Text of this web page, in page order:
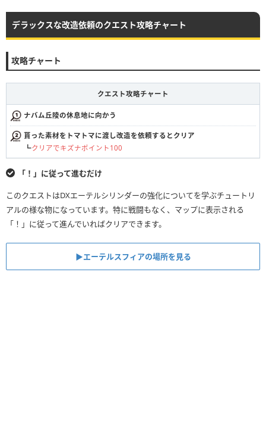
デラックスな改造依頼のクエスト攻略チャート
攻略チャート
クエスト攻略チャート
ナバム丘陵の休息地に向かう
貰った素材をトマトマに渡し改造を依頼するとクリア
┗クリアでキズナポイント100
「！」に従って進むだけ
このクエストはDXエーテルシリンダーの強化についてを学ぶチュートリ
アルの様な物になっています。特に戦闘もなく、マップに表示される
「！」に従って進んでいればクリアできます。
▶︎エーテルスフィアの場所を見る